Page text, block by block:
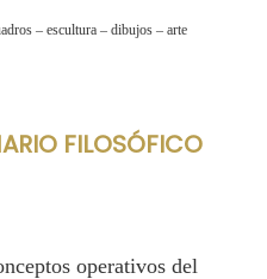
– escultura – dibujos – arte
FILOSÓFICO
operativos del